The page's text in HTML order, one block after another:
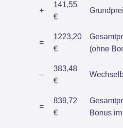
+
141,55
€
=
1223,20
€
(ohne
–
383,48
€
=
839,72
€
Bonus